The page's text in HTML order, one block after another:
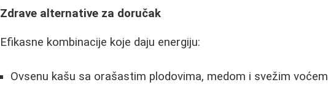
Zdrave alternative za doručak
Efikasne kombinacije koje daju energiju:
Ovsenu kašu sa orašastim plodovima, medom i svežim voćem